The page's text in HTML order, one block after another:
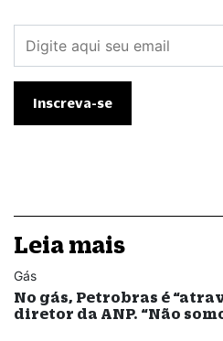
Leia mais
Gás
No gás, Petrobras é
diretor da ANP. “Não